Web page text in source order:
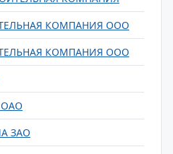
КОМПАНИЯ ООО
КОМПАНИЯ ООО
ЗАО